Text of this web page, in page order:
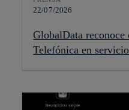
22/07/2026
GlobalData
Telefónica en